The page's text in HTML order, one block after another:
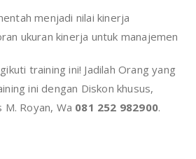
menjadi nilai kinerja
ukuran kinerja untuk manajemen
training ini! Jadilah Orang yang
ini dengan Diskon khusus,
M. Royan, Wa 081 252 982900.